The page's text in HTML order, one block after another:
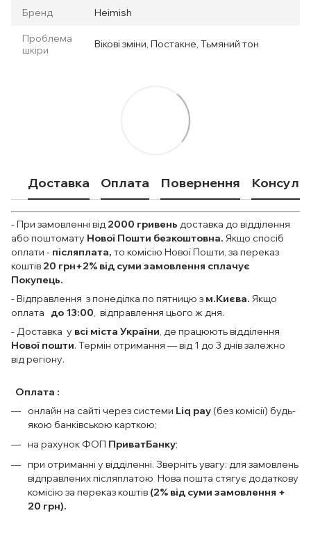
Бренд Heimish
Проблема
шкіри
Вікові зміни, Постакне, Тьмяний тон
Доставка Оплата Повернення
- При замовленні від 2000 гривень доставка до відділення
або поштомату Нової Пошти безкоштовна. Якщо спосіб
оплати - післяплата, то комісію Нової Пошти, за переказ
коштів 20 грн+2% від суми замовлення сплачує
Покупець.
- Відправлення з понеділка по пятницю з м.Києва. Якщо
оплата до 13:00, відправлення цього ж дня.
- Доставка у всі міста України, де працюють відділення
Нової пошти. Термін отримання — від 1 до 3 днів залежно
від регіону.
Оплата :
онлайн на сайті через системи Liq pay (без комісії) будь-
якою банківською карткою;
на рахунок ФОП ПриватБанку;
при отриманні у відділенні. Зверніть увагу: для замовлень
відправлених післяплатою Нова пошта стягує додаткову
комісію за переказ коштів (2% від суми замовлення +
20 грн).